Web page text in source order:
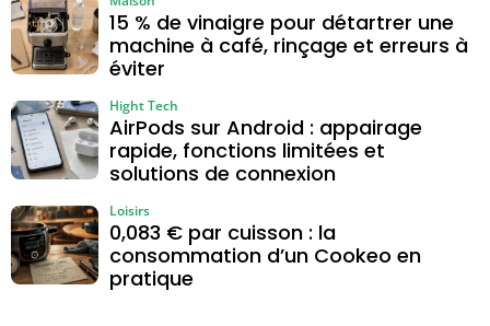
15 % de vinaigre pour détartrer une
machine à café, rinçage et erreurs à
éviter
AirPods sur Android : appairage
rapide, fonctions limitées et
solutions de connexion
Hight Tech
0,083 € par cuisson : la
consommation d’un Cookeo en
pratique
Loisirs